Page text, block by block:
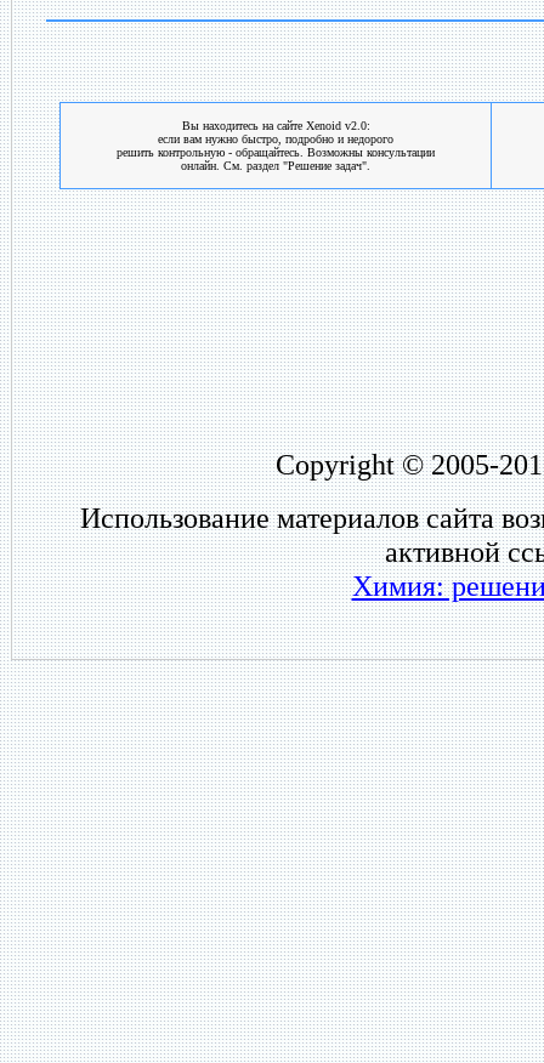
Вы находитесь на сайте Xenoid v2.0:
если вам нужно быстро, подробно и недорого
решить контрольную - обращайтесь. Возможны консультации
онлайн. См. раздел "Решение задач".
Copyright © 2005-
Использование материалов сайта
активной
Химия: